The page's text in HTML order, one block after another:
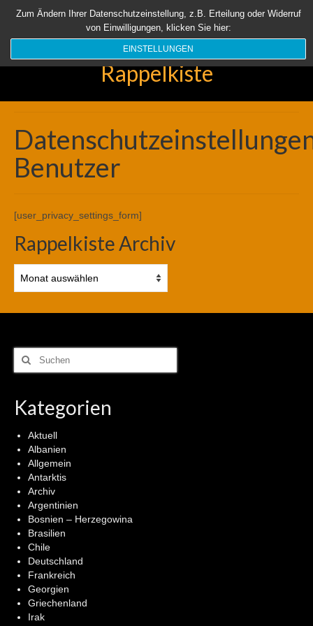
Startseite Aktuell Über uns Unsere Rappelkiste Länder
Suchen
Rappelkiste
Benutzer
[user_privacy_settings_form]
Rappelkiste Archiv
Archiv
Suchen
nach:
Kategorien
Aktuell
Albanien
Allgemein
Antarktis
Archiv
Argentinien
Bosnien – Herzegowina
Brasilien
Chile
Deutschland
Frankreich
Georgien
Griechenland
Irak
Zum Ändern Ihrer Datenschutzeinstellung, z.B. Erteilung oder Widerruf
von Einwilligungen, klicken Sie hier:
EINSTELLUNGEN